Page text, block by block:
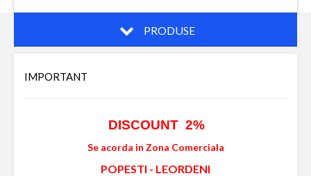
Contact
PRODUSE
IMPORTANT
DISCOUNT 2%
Se acorda in Zona Comerciala
POPESTI - LEORDENI